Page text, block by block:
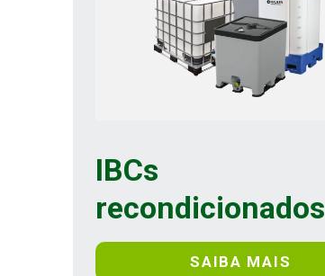
IBCs
recondicionados
SAIBA MAIS